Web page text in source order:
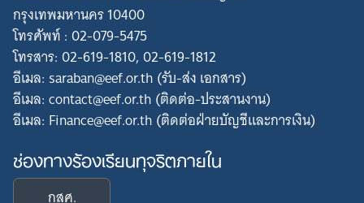
กรุงเทพมหานคร 10400
โทรศัพท์ : 02-079-5475
โทรสาร: 02-619-1810, 02-619-1812
อีเมล: saraban@eef.or.th (รับ-ส่ง เอกสาร)
อีเมล: contact@eef.or.th (ติดต่อ-ประสานงาน)
อีเมล: Finance@eef.or.th (ติดต่อฝ่ายบัญชีและการเงิน)
ช่องทางร้องเรียนทุจริตภายใน
กสศ.